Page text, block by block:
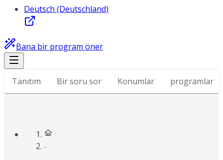
Deutsch (Deutschland)
Bana bir program öner
Tanıtım Bir soru sor Konumlar programlar